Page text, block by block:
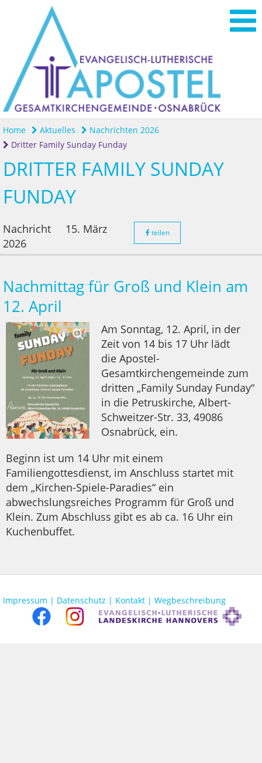
Home Aktuelles
Nachrichten 2026
Dritter Family Sunday Funday
DRITTER FAMILY SUNDAY
FUNDAY
Nachricht
15. März
2026
teilen
Nachmittag für Groß und Klein am
12. April
Am Sonntag, 12. April, in der
Zeit von 14 bis 17 Uhr lädt
die Apostel-
Gesamtkirchengemeinde zum
dritten „Family Sunday Funday“
in die Petruskirche, Albert-
Schweitzer-Str. 33, 49086
Osnabrück, ein.
Beginn ist um 14 Uhr mit einem
Familiengottesdienst, im Anschluss startet mit
dem „Kirchen-Spiele-Paradies“ ein
abwechslungsreiches Programm für Groß und
Klein. Zum Abschluss gibt es ab ca. 16 Uhr ein
Kuchenbuffet.
Impressum | Datenschutz | Kontakt | Wegbeschreibung